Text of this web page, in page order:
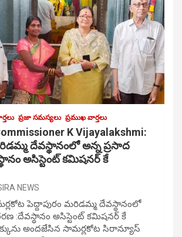
ప్రజా సమస్యలు ప్రముఖ వార్తలు
K Vijayalakshmi:
దేవస్థానంలో అన్న ప్రసాద
అసిస్టెంట్ కమిషనర్ కే
NEWS
పెద్దాపురం మరిడమ్మ దేవస్థానంలో
:దేవస్థానం అసిస్టెంట్ కమిషనర్ కే
అందజేసిన సామర్లకోట సిరాన్యూస్